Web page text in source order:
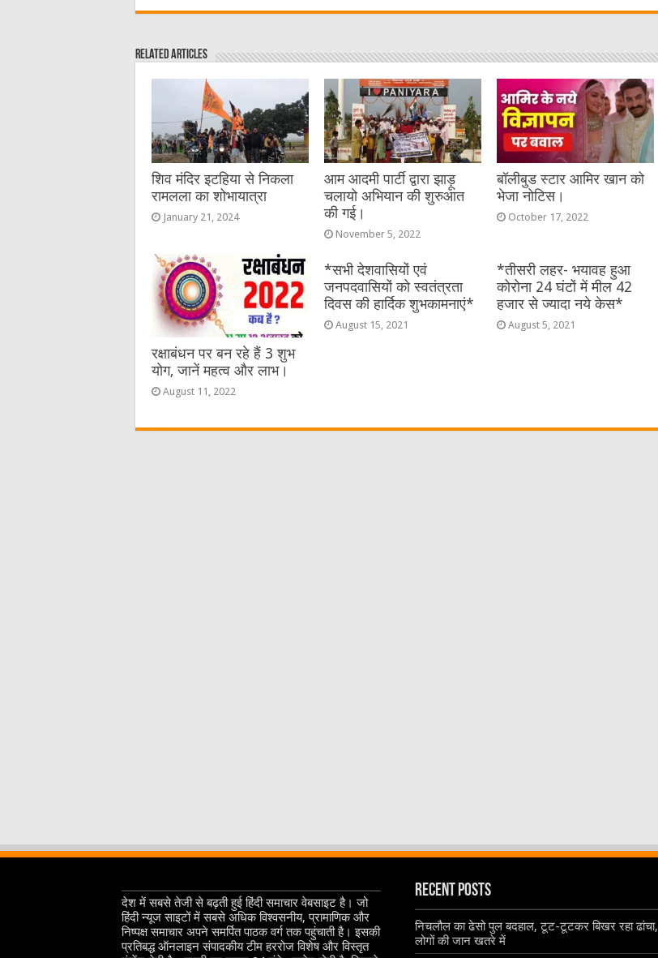
c
e
b
o
k
it
r
C
at
ai ss
n
g
er
at
A
p
Related Articles
शिव मंदिर इटहिया से निकला
रामलला का शोभायात्रा
January 21, 2024
आम आदमी पार्टी द्वारा झाड़ू
चलायो अभियान की शुरुआत
की गई।
November 5, 2022
बॉलीबुड स्टार आमिर खान को
भेजा नोटिस।
October 17, 2022
रक्षाबंधन पर बन रहे हैं 3 शुभ
योग, जानें महत्व और लाभ।
August 11, 2022
*सभी देशवासियों एवं
जनपदवासियों को स्वतंत्रता
दिवस की हार्दिक शुभकामनाएं*
August 15, 2021
*तीसरी लहर- भयावह हुआ
कोरोना 24 घंटों में मील 42
हजार से ज्यादा नये केस*
August 5, 2021
देश में सबसे तेजी से बढ़ती हुई हिंदी समाचार वेबसाइट है। जो
हिंदी न्यूज साइटों में सबसे अधिक विश्वसनीय, प्रामाणिक और
निष्पक्ष समाचार अपने समर्पित पाठक वर्ग तक पहुंचाती है। इसकी
प्रतिबद्ध ऑनलाइन संपादकीय टीम हररोज विशेष और विस्तृत
Recent Posts
निचलौल का ढेसो पुल बदहाल, टूट-टूटकर बिखर रहा ढांचा,
लोगों की जान खतरे में